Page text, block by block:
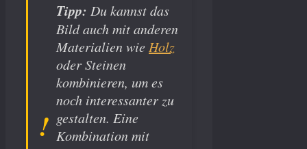
Tipp: Du kannst das
Bild auch mit anderen
Materialien wie Holz
oder Steinen
kombinieren, um es
noch interessanter zu
gestalten. Eine
Kombination mit